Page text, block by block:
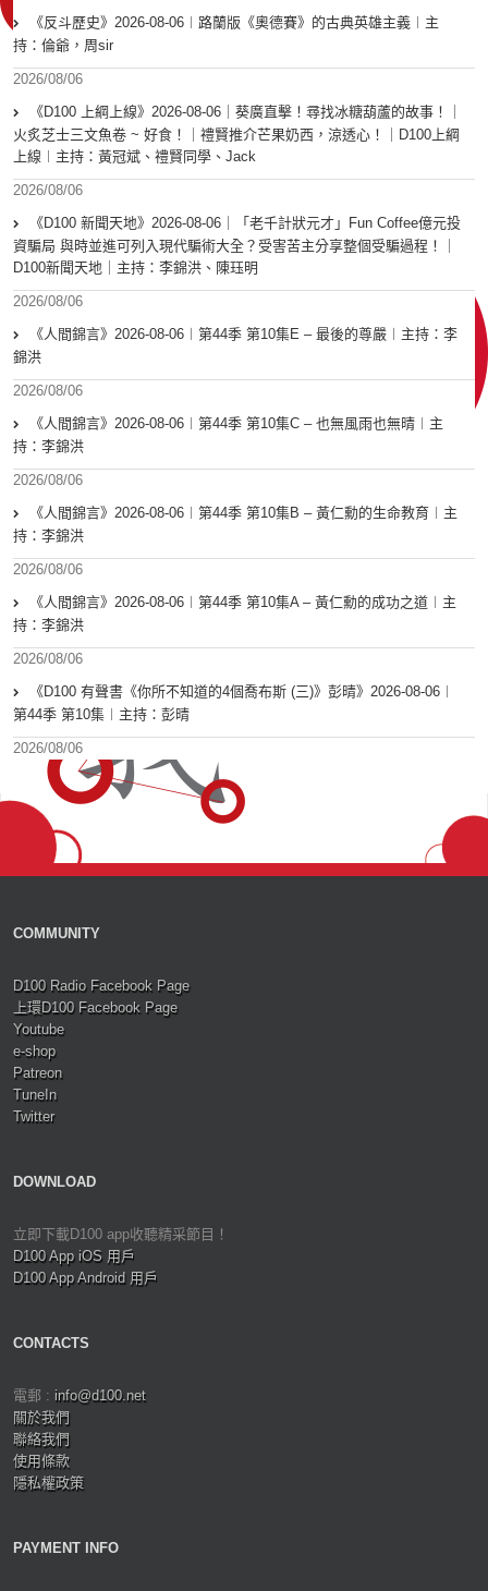
《反斗歷史》2026-08-06︱路蘭版《奧德賽》的古典英雄主義︱主
持：倫爺，周sir
2026/08/06
《D100 上綱上線》2026-08-06｜葵廣直擊！尋找冰糖葫蘆的故事！｜
火炙芝士三文魚卷 ~ 好食！｜禮賢推介芒果奶西，涼透心！｜D100上綱
上線︱主持：黃冠斌、禮賢同學、Jack
2026/08/06
《D100 新聞天地》2026-08-06｜「老千計狀元才」Fun Coffee億元投
資騙局 與時並進可列入現代騙術大全？受害苦主分享整個受騙過程！｜
D100新聞天地｜主持：李錦洪、陳珏明
2026/08/06
《人間錦言》2026-08-06︱第44季 第10集E – 最後的尊嚴︱主持：李
錦洪
2026/08/06
《人間錦言》2026-08-06︱第44季 第10集C – 也無風雨也無晴︱主
持：李錦洪
2026/08/06
《人間錦言》2026-08-06︱第44季 第10集B – 黃仁勳的生命教育︱主
持：李錦洪
2026/08/06
《人間錦言》2026-08-06︱第44季 第10集A – 黃仁勳的成功之道︱主
持：李錦洪
2026/08/06
《D100 有聲書《你所不知道的4個喬布斯 (三)》彭晴》2026-08-06︱
第44季 第10集︱主持：彭晴
2026/08/06
COMMUNITY
D100 Radio Facebook Page
上環D100 Facebook Page
Youtube
e-shop
Patreon
TuneIn
Twitter
DOWNLOAD
立即下載D100 app收聽精采節目！
D100 App iOS 用戶
D100 App Android 用戶
CONTACTS
電郵 : info@d100.net
關於我們
聯絡我們
使用條款
隱私權政策
PAYMENT INFO